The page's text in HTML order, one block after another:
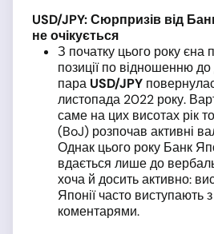
USD/JPY: Сюрпризів від
не очікується
З початку цього року єна
позиції по відношенню
пара USD/JPY
листопада 2022 року.
саме на цих висотах рік
(BoJ) розпочав активні
Однак цього року Банк
вдається лише до
хоча й досить активно:
Японії часто виступають
коментарями.